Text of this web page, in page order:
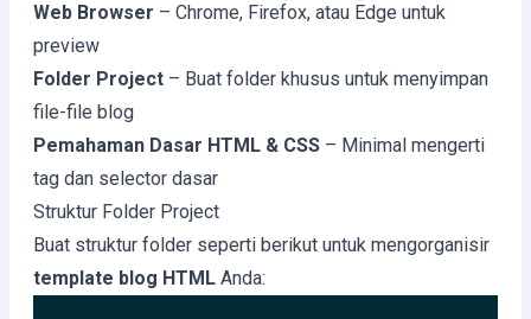
Web Browser – Chrome, Firefox, atau Edge untuk
preview
Folder Project – Buat folder khusus untuk menyimpan
file-file blog
Pemahaman Dasar HTML & CSS – Minimal mengerti
tag dan selector dasar
Struktur Folder Project
Buat struktur folder seperti berikut untuk mengorganisir
template blog HTML Anda: